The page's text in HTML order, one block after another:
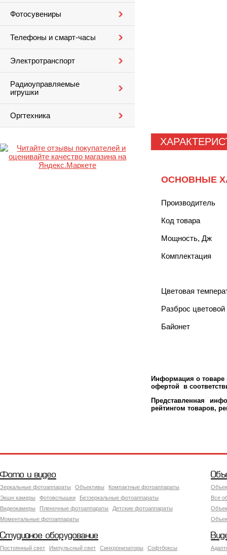
Фотосувениры
Телефоны и смарт-часы
Электротранспорт
Радиоуправляемые
игрушки
Оргтехника
ОСНОВНЫЕ
Производитель
Код товара
Мощность, Дж
Комплектация
Цветовая
Разброс
Байонет
Информация о товаре
офертой в
Представленная
рейтингом товаров,
Фото и видео
Зеркальные фотоаппараты Объективы
Компактные фотоаппараты
Экшн камеры
Фотовспышки
Беззеркальные фотоаппараты
Видеокамеры
Пленочные фотоаппараты
Детские фотоаппараты
Моментальные фотоаппараты
Все
Студийное оборудование
Постоянный свет Импульсный свет Синхронизаторы
Софтбоксы